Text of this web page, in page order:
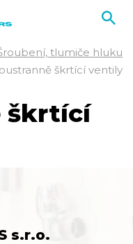
tlumiče hluku
škrtící ventily
škrtící
s.r.o.